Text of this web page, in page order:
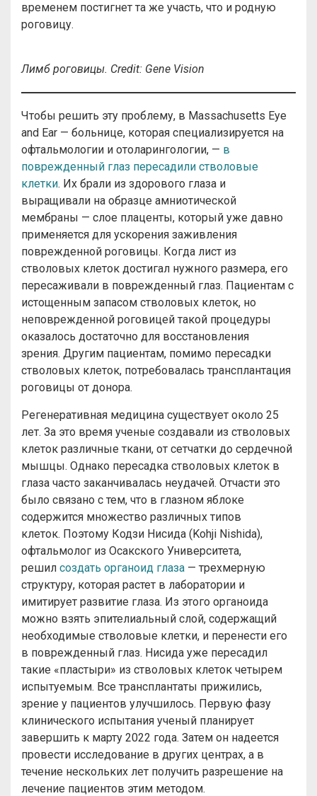
временем постигнет та же участь, что и родную
роговицу.
Лимб роговицы. Credit: Gene Vision
Чтобы решить эту проблему, в Massachusetts Eye
and Ear — больнице, которая специализируется на
офтальмологии и отоларингологии, — в
поврежденный глаз пересадили стволовые
клетки. Их брали из здорового глаза и
выращивали на образце амниотической
мембраны — слое плаценты, который уже давно
применяется для ускорения заживления
поврежденной роговицы. Когда лист из
стволовых клеток достигал нужного размера, его
пересаживали в поврежденный глаз. Пациентам с
истощенным запасом стволовых клеток, но
неповрежденной роговицей такой процедуры
оказалось достаточно для восстановления
зрения. Другим пациентам, помимо пересадки
стволовых клеток, потребовалась трансплантация
роговицы от донора.
Регенеративная медицина существует около 25
лет. За это время ученые создавали из стволовых
клеток различные ткани, от сетчатки до сердечной
мышцы. Однако пересадка стволовых клеток в
глаза часто заканчивалась неудачей. Отчасти это
было связано с тем, что в глазном яблоке
содержится множество различных типов
клеток. Поэтому Кодзи Нисида (Kohji Nishida),
офтальмолог из Осакского Университета,
решил создать органоид глаза — трехмерную
структуру, которая растет в лаборатории и
имитирует развитие глаза. Из этого органоида
можно взять эпителиальный слой, содержащий
необходимые стволовые клетки, и перенести его
в поврежденный глаз. Нисида уже пересадил
такие «пластыри» из стволовых клеток четырем
испытуемым. Все трансплантаты прижились,
зрение у пациентов улучшилось. Первую фазу
клинического испытания ученый планирует
завершить к марту 2022 года. Затем он надеется
провести исследование в других центрах, а в
течение нескольких лет получить разрешение на
лечение пациентов этим методом.